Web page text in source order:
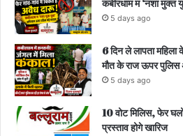
कबीरधाम म ‘नशा मुक्त
5 days ago
6 दिन ले लापता
मौत के राज ऊपर पुलिस
5 days ago
10 वोट मिलिस, फेर
प्रस्ताव होगे खारिज